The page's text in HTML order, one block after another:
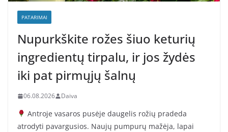
PATARIMAI
Nupurkškite rožes šiuo keturių
ingredientų tirpalu, ir jos žydės
iki pat pirmųjų šalnų
06.08.2026 Daiva
Antroje vasaros pusėje daugelis rožių pradeda
atrodyti pavargusios. Naujų pumpurų mažėja, lapai